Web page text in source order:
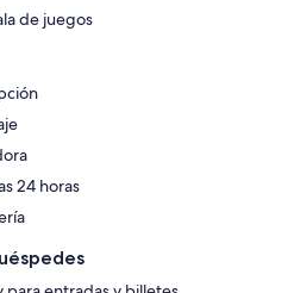
de juegos
24 horas